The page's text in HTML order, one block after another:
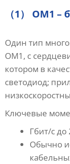
（1） OM1
Один тип
OM1, с
котором в
светодиод;
Ключевые
Гбит/с до
Обычно